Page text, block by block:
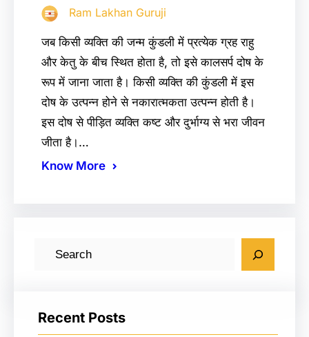
Ram Lakhan Guruji
जब किसी व्यक्ति की जन्म कुंडली में प्रत्येक ग्रह राहु
और केतु के बीच स्थित होता है, तो इसे कालसर्प दोष के
रूप में जाना जाता है। किसी व्यक्ति की कुंडली में इस
दोष के उत्पन्न होने से नकारात्मकता उत्पन्न होती है।
इस दोष से पीड़ित व्यक्ति कष्ट और दुर्भाग्य से भरा जीवन
जीता है।…
Know More
Recent Posts